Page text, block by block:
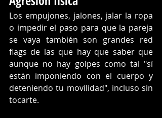
Los empujones, jalones, jalar la ropa
o impedir el paso para que la pareja
se vaya también son grandes red
flags de las que hay que saber que
aunque no hay golpes como tal "sí
están imponiendo con el cuerpo y
deteniendo tu movilidad", incluso sin
tocarte.